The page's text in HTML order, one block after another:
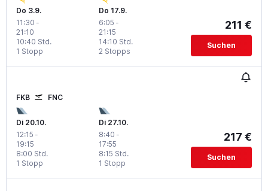
Do 3.9.
11:30 -
21:10
1 Stopp
10:40 Std.
Do 17.9.
6:05 -
21:15
2 Stopps
14:10 Std.
211 €
Suchen
FKB FNC
Di 20.10.
12:15 -
19:15
1 Stopp
8:00 Std.
Di 27.10.
8:40 -
17:55
1 Stopp
8:15 Std.
217 €
Suchen